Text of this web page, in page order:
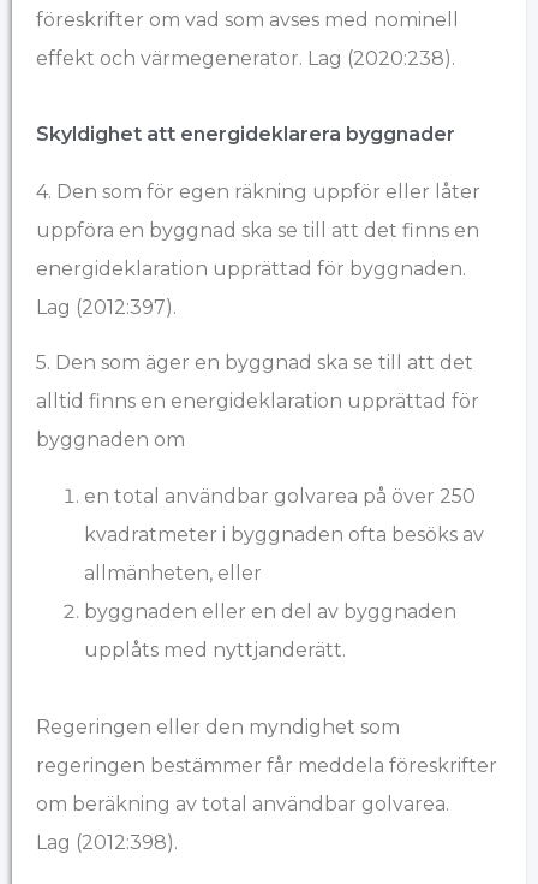
föreskrifter om vad som avses med nominell
effekt och värmegenerator. Lag (2020:238).
Skyldighet att energideklarera byggnader
4. Den som för egen räkning uppför eller låter
uppföra en byggnad ska se till att det finns en
energideklaration upprättad för byggnaden.
Lag (2012:397).
5. Den som äger en byggnad ska se till att det
alltid finns en energideklaration upprättad för
byggnaden om
en total användbar golvarea på över 250
kvadratmeter i byggnaden ofta besöks av
allmänheten, eller
byggnaden eller en del av byggnaden
upplåts med nyttjanderätt.
Regeringen eller den myndighet som
regeringen bestämmer får meddela föreskrifter
om beräkning av total användbar golvarea.
Lag (2012:398).